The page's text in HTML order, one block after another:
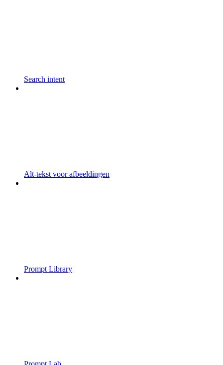
Search intent
Alt-tekst voor afbeeldingen
Prompt Library